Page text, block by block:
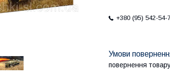
+380 (95) 542-54-
повернення